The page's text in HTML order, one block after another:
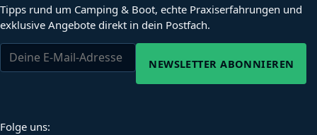
Tipps rund um Camping & Boot, echte Praxiserfahrungen und
exklusive Angebote direkt in dein Postfach.
NEWSLETTER ABONNIEREN
Folge uns: